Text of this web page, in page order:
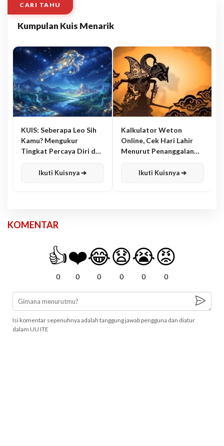
CARI TAHU
Kumpulan Kuis Menarik
KUIS: Seberapa Leo Sih
Kamu? Mengukur
Tingkat Percaya Diri dan
Ikuti Kuisnya ➔
Kalkulator Weton
Online, Cek Hari Lahir
Menurut Penanggalan
Ikuti Kuisnya ➔
KOMENTAR
👍
0
❤️
0
😂
0
😧
0
😭
0
😡
0
Isi komentar sepenuhnya adalah tanggung jawab pengguna dan diatur
dalam UU ITE